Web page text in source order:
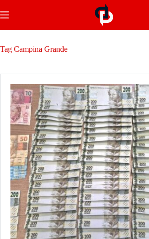
Tag Campina Grande